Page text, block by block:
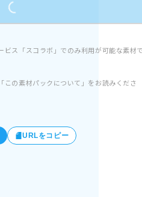
ス「スコラボ」でのみ利用が可能な素材
の素材パックについて」をお読みくださ
URLをコピー